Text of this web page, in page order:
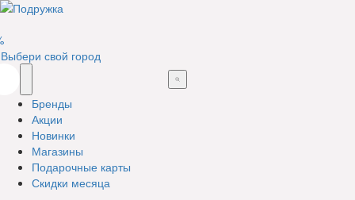
Выбери свой город
Бренды
Акции
Новинки
Магазины
Подарочные карты
Скидки месяца